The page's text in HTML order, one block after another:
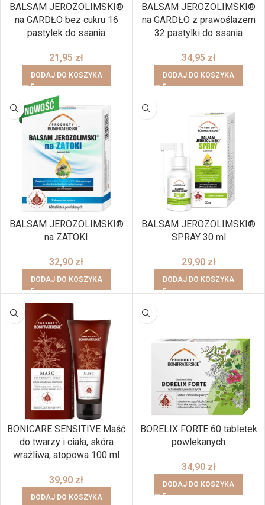
BALSAM JEROZOLIMSKI®
na GARDŁO bez cukru 16
pastylek do ssania
21,95 zł
DODAJ DO KOSZYKA
BALSAM JEROZOLIMSKI®
na GARDŁO z prawoślazem
32 pastylki do ssania
34,95 zł
DODAJ DO KOSZYKA
BALSAM JEROZOLIMSKI®
na ZATOKI
32,90 zł
DODAJ DO KOSZYKA
BALSAM JEROZOLIMSKI®
SPRAY 30 ml
29,90 zł
DODAJ DO KOSZYKA
BONICARE SENSITIVE Maść
do twarzy i ciała, skóra
wrażliwa, atopowa 100 ml
39,90 zł
DODAJ DO KOSZYKA
BORELIX FORTE 60 tabletek
powlekanych
34,90 zł
DODAJ DO KOSZYKA